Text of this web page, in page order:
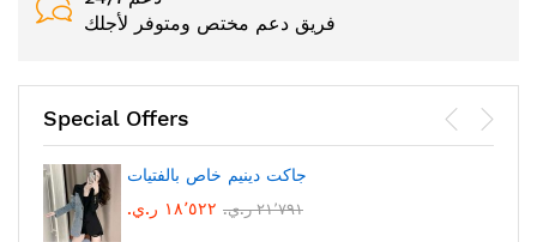
فريق دعم مختص ومتوفر لأجلك
Special Offers
جاكت دينيم خاص بالفتيات
١٨٬٥٢٢ ر.ي.‏
٢١٬٧٩١ ر.ي.‏